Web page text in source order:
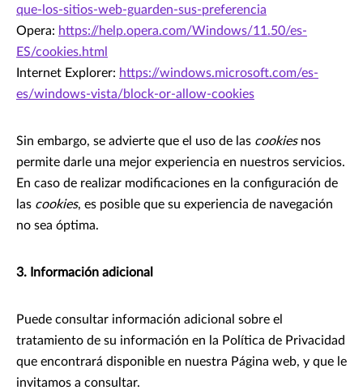
que-los-sitios-web-guarden-sus-preferencia
Opera: https://help.opera.com/Windows/11.50/es-
ES/cookies.html
Internet Explorer: https://windows.microsoft.com/es-
es/windows-vista/block-or-allow-cookies
Sin embargo, se advierte que el uso de las cookies nos
permite darle una mejor experiencia en nuestros servicios.
En caso de realizar modificaciones en la configuración de
las cookies, es posible que su experiencia de navegación
no sea óptima.
3. Información adicional
Puede consultar información adicional sobre el
tratamiento de su información en la Política de Privacidad
que encontrará disponible en nuestra Página web, y que le
invitamos a consultar.